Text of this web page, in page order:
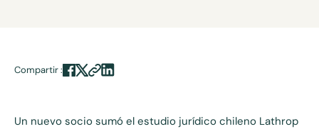
Compartir :
Un nuevo socio sumó el estudio jurídico chileno Lathrop